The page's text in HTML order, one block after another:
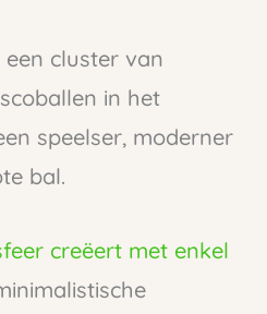
cluster van
in het
speelser, moderner
bal.
creëert met enkel